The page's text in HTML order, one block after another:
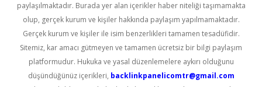
paylaşılmaktadır. Burada yer alan içerikler haber niteliği taşımamakta
olup, gerçek kurum ve kişiler hakkında paylaşım yapılmamaktadır.
Gerçek kurum ve kişiler ile isim benzerlikleri tamamen tesadüfidir.
Sitemiz, kar amacı gütmeyen ve tamamen ücretsiz bir bilgi paylaşım
platformudur. Hukuka ve yasal düzenlemelere aykırı olduğunu
düşündüğünüz içerikleri, backlinkpanelicomtr@gmail.com